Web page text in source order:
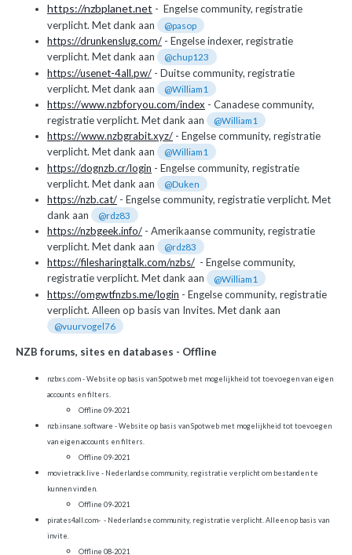
https://nzbplanet.net - Engelse community, registratie
verplicht. Met dank aan
@pasop
https://drunkenslug.com/ - Engelse indexer, registratie
verplicht. Met dank aan
@chup123
https://usenet-4all.pw/ - Duitse community, registratie
verplicht. Met dank aan
@William1
https://www.nzbforyou.com/index - Canadese community,
registratie verplicht. Met dank aan
@William1
https://www.nzbgrabit.xyz/ - Engelse community, registratie
verplicht. Met dank aan
@William1
https://dognzb.cr/login - Engelse community, registratie
verplicht. Met dank aan
@Duken
https://nzb.cat/ - Engelse community, registratie verplicht. Met
dank aan
@rdz83
https://nzbgeek.info/ - Amerikaanse community, registratie
verplicht. Met dank aan
@rdz83
https://filesharingtalk.com/nzbs/ - Engelse community,
registratie verplicht. Met dank aan
@William1
https://omgwtfnzbs.me/login - Engelse community, registratie
verplicht. Alleen op basis van Invites. Met dank aan
@vuurvogel76
NZB forums, sites en databases - Offline
nzbxs.com- Website op basis van Spotweb met mogelijkheid tot toevoegen van eigen
accounts en filters.
Offline 09-2021
nzb.insane.software - Website op basis van Spotweb met mogelijkheid tot toevoegen
van eigen accounts en filters.
Offline 09-2021
movietrack.live - Nederlandse community, registratie verplicht om bestanden te
kunnen vinden.
Offline 09-2021
pirates4all.com- - Nederlandse community, registratie verplicht. Alleen op basis van
invite.
Offline 08-2021